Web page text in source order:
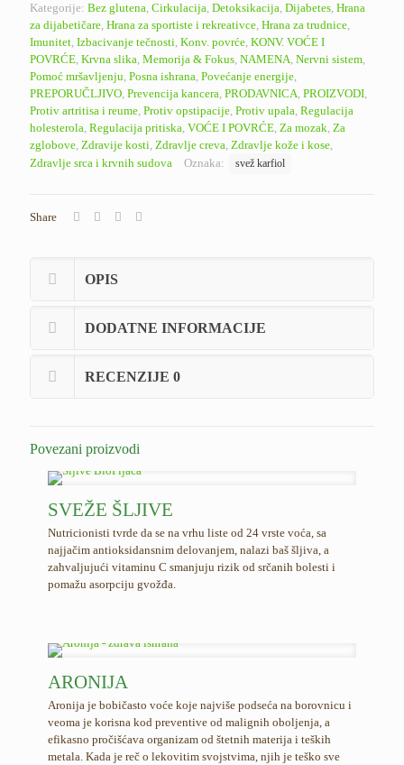
Kategorije: Bez glutena, Cirkulacija, Detoksikacija, Dijabetes, Hrana
za dijabetičare, Hrana za sportiste i rekreativce, Hrana za trudnice,
Imunitet, Izbacivanje tečnosti, Konv. povrće, KONV. VOĆE I
POVRĆE, Krvna slika, Memorija & Fokus, NAMENA, Nervni sistem,
Pomoć mršavljenju, Posna ishrana, Povećanje energije,
PREPORUČLJIVO, Prevencija kancera, PRODAVNICA, PROIZVODI,
Protiv artritisa i reume, Protiv opstipacije, Protiv upala, Regulacija
holesterola, Regulacija pritiska, VOĆE I POVRĆE, Za mozak, Za
zglobove, Zdravije kosti, Zdravlje creva, Zdravlje kože i kose,
Zdravlje srca i krvnih sudova
Oznaka: svež karfiol
Share
OPIS
DODATNE INFORMACIJE
RECENZIJE 0
Povezani proizvodi
SVEŽE ŠLJIVE
Nutricionisti tvrde da se na vrhu liste od 24 vrste voća, sa
najjačim antioksidansnim delovanjem, nalazi baš šljiva, a
zahvaljujući vitaminu C smanjuju rizik od srčanih bolesti i
pomažu asorpciju gvožđa.
ARONIJA
Aronija je bobičasto voće koje najviše podseća na borovnicu i
veoma je korisna kod preventive od malignih oboljenja, a
efikasno pročišćava organizam od štetnih materija i teških
metala. Kada je reč o lekovitim svojstvima, njih je teško sve